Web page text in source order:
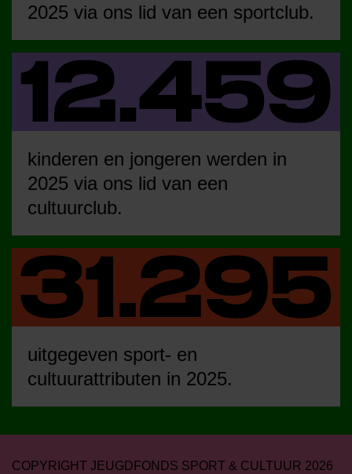
2025 via ons lid van een sportclub.
kinderen en jongeren werden in
2025 via ons lid van een
cultuurclub.
uitgegeven sport- en
cultuurattributen in 2025.
COPYRIGHT JEUGDFONDS SPORT & CULTUUR 2026